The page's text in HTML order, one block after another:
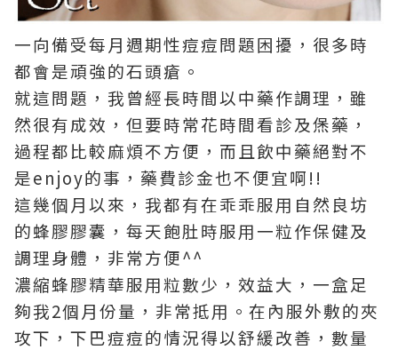
一向備受每月週期性痘痘問題困擾，很多時
都會是頑強的石頭瘡。
就這問題，我曾經長時間以中藥作調理，雖
然很有成效，但要時常花時間看診及㷛藥，
過程都比較麻煩不方便，而且飲中藥絕對不
是enjoy的事，藥費診金也不便宜啊!!
這幾個月以來，我都有在乖乖服用自然良坊
的蜂膠膠囊，每天飽肚時服用一粒作保健及
調理身體，非常方便^^
濃縮蜂膠精華服用粒數少，效益大，一盒足
夠我2個月份量，非常抵用。在內服外敷的夾
攻下，下巴痘痘的情況得以舒緩改善，數量